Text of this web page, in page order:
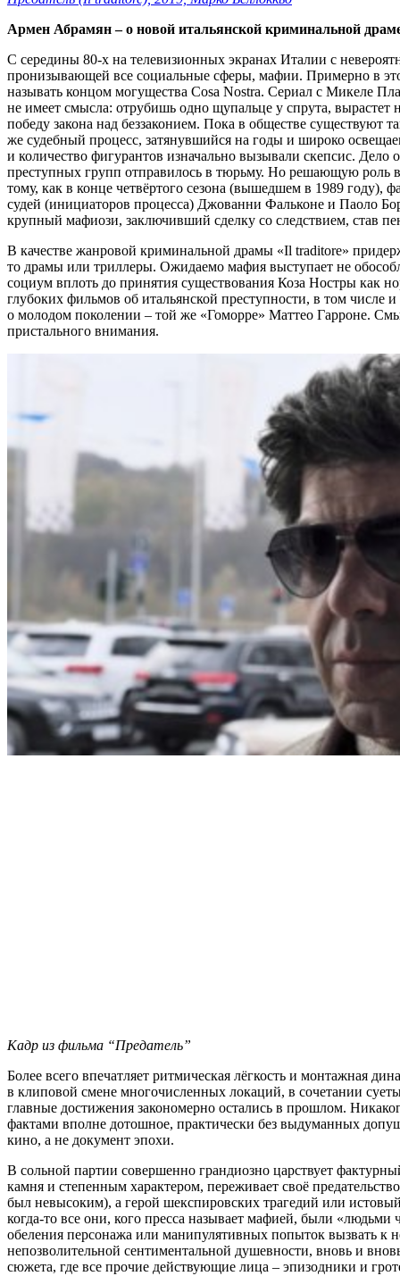
Армен Абрамян – о новой итальянской криминальной
С середины 80-х на телевизионных экранах Италии с
пронизывающей все социальные сферы, мафии. Примерно в
называть концом могущества Cosa Nostra. Сериал с Микеле
не имеет смысла: отрубишь одно щупальце у спрута, вырастет
победу закона над беззаконием. Пока в обществе
же судебный процесс, затянувшийся на годы и широко
и количество фигурантов изначально вызывали скепсис. Дело
преступных групп отправилось в тюрьму. Но решающую роль
тому, как в конце четвёртого сезона (вышедшем в 1989 году),
судей (инициаторов процесса) Джованни Фальконе и Паоло
крупный мафиози, заключивший сделку со следствием, став
В качестве жанровой криминальной драмы «Il traditore»
то драмы или триллеры. Ожидаемо мафия выступает не
социум вплоть до принятия существования Коза Ностры как
глубоких фильмов об итальянской преступности, в том числе
о молодом поколении – той же «Гоморре» Маттео Гарроне.
пристального внимания.
Кадр из фильма “Предатель”
Более всего впечатляет ритмическая лёгкость и монтажная
в клиповой смене многочисленных локаций, в сочетании
главные достижения закономерно остались в прошлом.
фактами вполне дотошное, практически без выдуманных
кино, а не документ эпохи.
В сольной партии совершенно грандиозно царствует
камня и степенным характером, переживает своё
был невысоким), а герой шекспировских трагедий или
когда-то все они, кого пресса называет мафией, были «людьми
обеления персонажа или манипулятивных попыток вызвать к
непозволительной сентиментальной душевности, вновь и
сюжета, где все прочие действующие лица – эпизодники и